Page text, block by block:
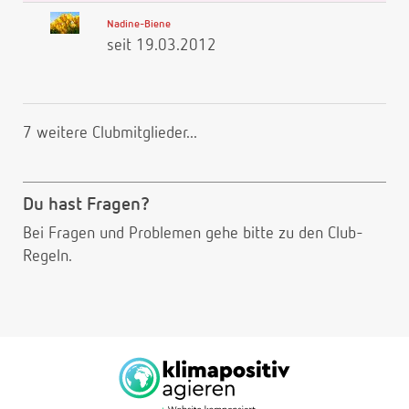
Nadine-Biene
seit 19.03.2012
7 weitere Clubmitglieder...
Du hast Fragen?
Bei Fragen und Problemen gehe bitte zu den Club-
Regeln.